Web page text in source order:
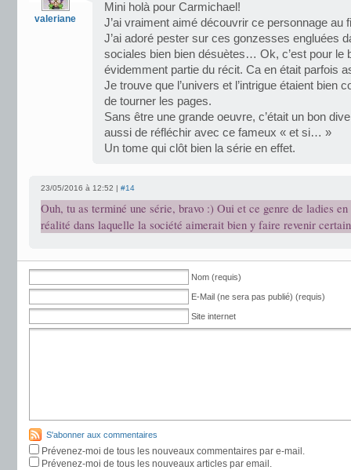
valeriane
Mini holà pour Carmichael!
J’ai vraiment aimé découvrir ce personnage au
J’ai adoré pester sur ces gonzesses engluées
sociales bien bien désuètes… Ok, c’est pour le
évidemment partie du récit. Ca en était parfois
Je trouve que l’univers et l’intrigue étaient bien
de tourner les pages.
Sans être une grande oeuvre, c’était un bon
aussi de réfléchir avec ce fameux « et si… »
Un tome qui clôt bien la série en effet.
23/05/2016 à 12:52 | #14
Ouh, tu as terminé une série, bravo :) Oui et ce genre de ladies
réalité dans laquelle la société aimerait bien y faire revenir
Nom (requis)
E-Mail (ne sera pas publié) (requis)
Site internet
S'abonner aux commentaires
Prévenez-moi de tous les nouveaux commentaires par e-mail.
Prévenez-moi de tous les nouveaux articles par email.